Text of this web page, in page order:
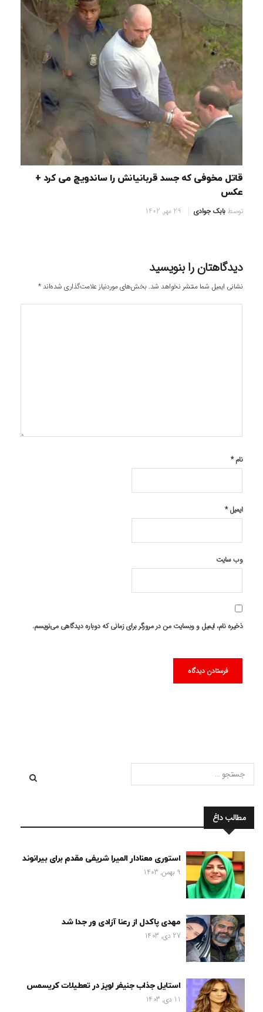
قاتل مخوفی که جسد قربانیانش را ساندویچ می کرد +
عکس
توسطبابک جوادی 29 مهر, 1402
دیدگاهتان را بنویسید
نشانی ایمیل شما منتشر نخواهد شد. بخش‌های موردنیاز علامت‌گذاری شده‌اند*
نام*
ایمیل*
وب‌ سایت
ذخیره نام، ایمیل و وبسایت من در مرورگر برای زمانی که دوباره دیدگاهی می‌نویسم.
مطالب داغ
استوری معنادار المیرا شریفی مقدم برای بیرانوند
9 بهمن, 1403
مهدی پاکدل از رعنا آزادی ور جدا شد
27 دی, 1403
استایل جذاب جنیفر لوپز در تعطیلات کریسمس
11 دی, 1403